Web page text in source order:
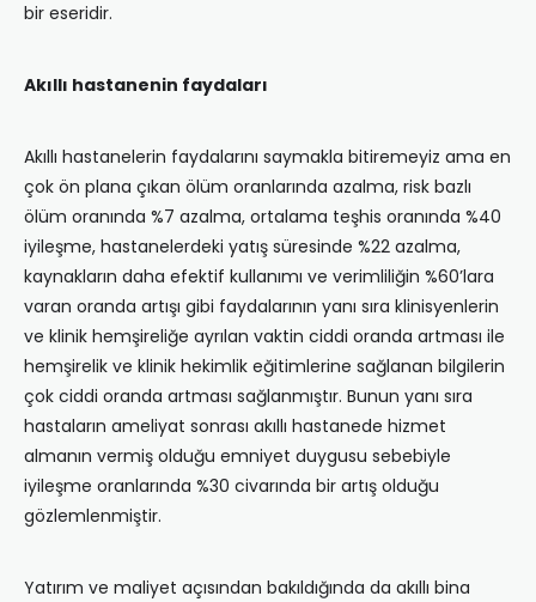
bir eseridir.
Akıllı hastanenin faydaları
Akıllı hastanelerin faydalarını saymakla bitiremeyiz ama en
çok ön plana çıkan ölüm oranlarında azalma, risk bazlı
ölüm oranında %7 azalma, ortalama teşhis oranında %40
iyileşme, hastanelerdeki yatış süresinde %22 azalma,
kaynakların daha efektif kullanımı ve verimliliğin %60’lara
varan oranda artışı gibi faydalarının yanı sıra klinisyenlerin
ve klinik hemşireliğe ayrılan vaktin ciddi oranda artması ile
hemşirelik ve klinik hekimlik eğitimlerine sağlanan bilgilerin
çok ciddi oranda artması sağlanmıştır. Bunun yanı sıra
hastaların ameliyat sonrası akıllı hastanede hizmet
almanın vermiş olduğu emniyet duygusu sebebiyle
iyileşme oranlarında %30 civarında bir artış olduğu
gözlemlenmiştir.
Yatırım ve maliyet açısından bakıldığında da akıllı bina